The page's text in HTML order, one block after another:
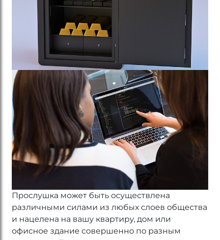
Прослушка может быть осуществлена
различными силами из любых слоев общества
и нацелена на вашу квартиру, дом или
офисное здание совершенно по разным